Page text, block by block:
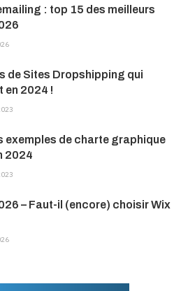
: top 15 des meilleurs
de Sites Dropshipping qui
en 2024 !
exemples de charte graphique
2024
– Faut-il (encore) choisir Wix